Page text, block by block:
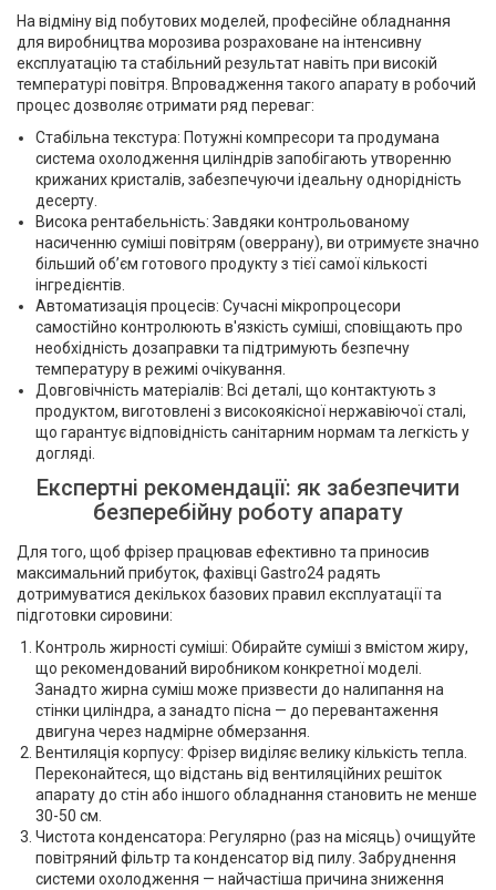
На відміну від побутових моделей, професійне обладнання
для виробництва морозива розраховане на інтенсивну
експлуатацію та стабільний результат навіть при високій
температурі повітря. Впровадження такого апарату в робочий
процес дозволяє отримати ряд переваг:
Стабільна текстура: Потужні компресори та продумана
система охолодження циліндрів запобігають утворенню
крижаних кристалів, забезпечуючи ідеальну однорідність
десерту.
Висока рентабельність: Завдяки контрольованому
насиченню суміші повітрям (оверрану), ви отримуєте значно
більший об’єм готового продукту з тієї самої кількості
інгредієнтів.
Автоматизація процесів: Сучасні мікропроцесори
самостійно контролюють в'язкість суміші, сповіщають про
необхідність дозаправки та підтримують безпечну
температуру в режимі очікування.
Довговічність матеріалів: Всі деталі, що контактують з
продуктом, виготовлені з високоякісної нержавіючої сталі,
що гарантує відповідність санітарним нормам та легкість у
догляді.
Експертні рекомендації: як забезпечити
безперебійну роботу апарату
Для того, щоб фрізер працював ефективно та приносив
максимальний прибуток, фахівці Gastro24 радять
дотримуватися декількох базових правил експлуатації та
підготовки сировини:
Контроль жирності суміші: Обирайте суміші з вмістом жиру,
що рекомендований виробником конкретної моделі.
Занадто жирна суміш може призвести до налипання на
стінки циліндра, а занадто пісна — до перевантаження
двигуна через надмірне обмерзання.
Вентиляція корпусу: Фрізер виділяє велику кількість тепла.
Переконайтеся, що відстань від вентиляційних решіток
апарату до стін або іншого обладнання становить не менше
30-50 см.
Чистота конденсатора: Регулярно (раз на місяць) очищуйте
повітряний фільтр та конденсатор від пилу. Забруднення
системи охолодження — найчастіша причина зниження